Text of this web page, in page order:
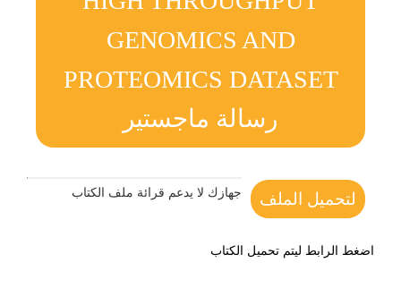
GENOMICS AND
PROTEOMICS DATASET
رسالة ماجستير
لتحميل الملف جهازك لا يدعم قرائة ملف الكتاب
اضغط الرابط ليتم تحميل الكتاب